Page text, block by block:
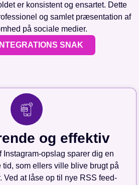
er konsistent og ensartet. Dette
og samlet præsentation af
på sociale medier.
SNAK
og effektiv
Instagram-opslag sparer dig en
som ellers ville blive brugt på
Ved at låse op til nye RSS feed-